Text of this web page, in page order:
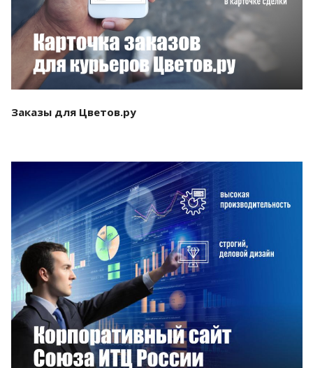
Заказы для Цветов.ру
Смотреть проект